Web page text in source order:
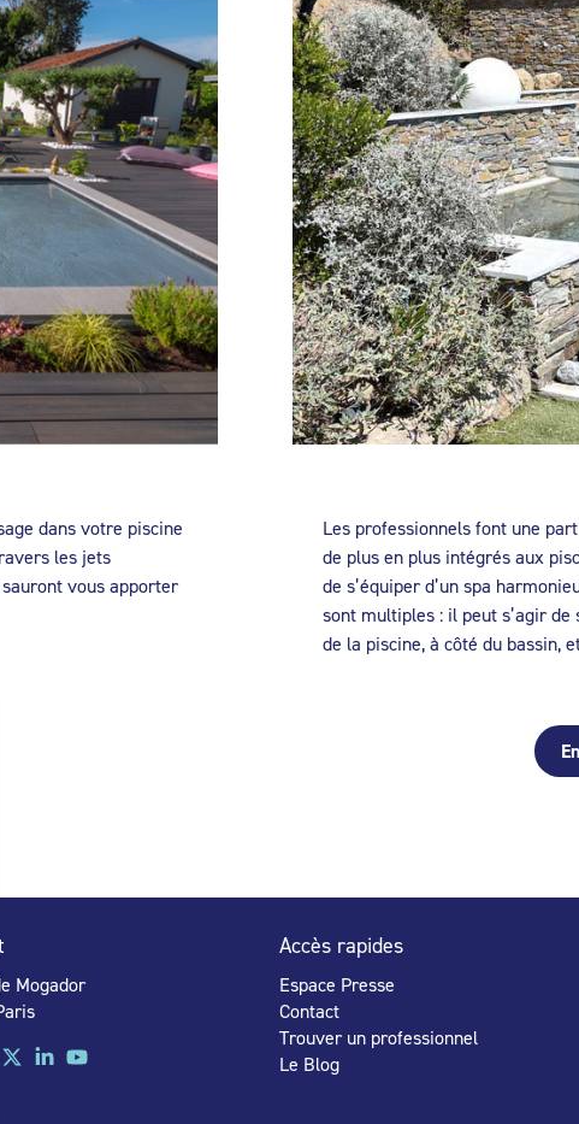
dans votre piscine
les jets
vous apporter
Les professionnels font une
de plus en plus intégrés aux
de s’équiper d’un spa
sont multiples : il peut s’agir
de la piscine, à côté du bassin,
Mogador
Accès rapides
Espace Presse
Contact
Trouver un professionnel
Le Blog